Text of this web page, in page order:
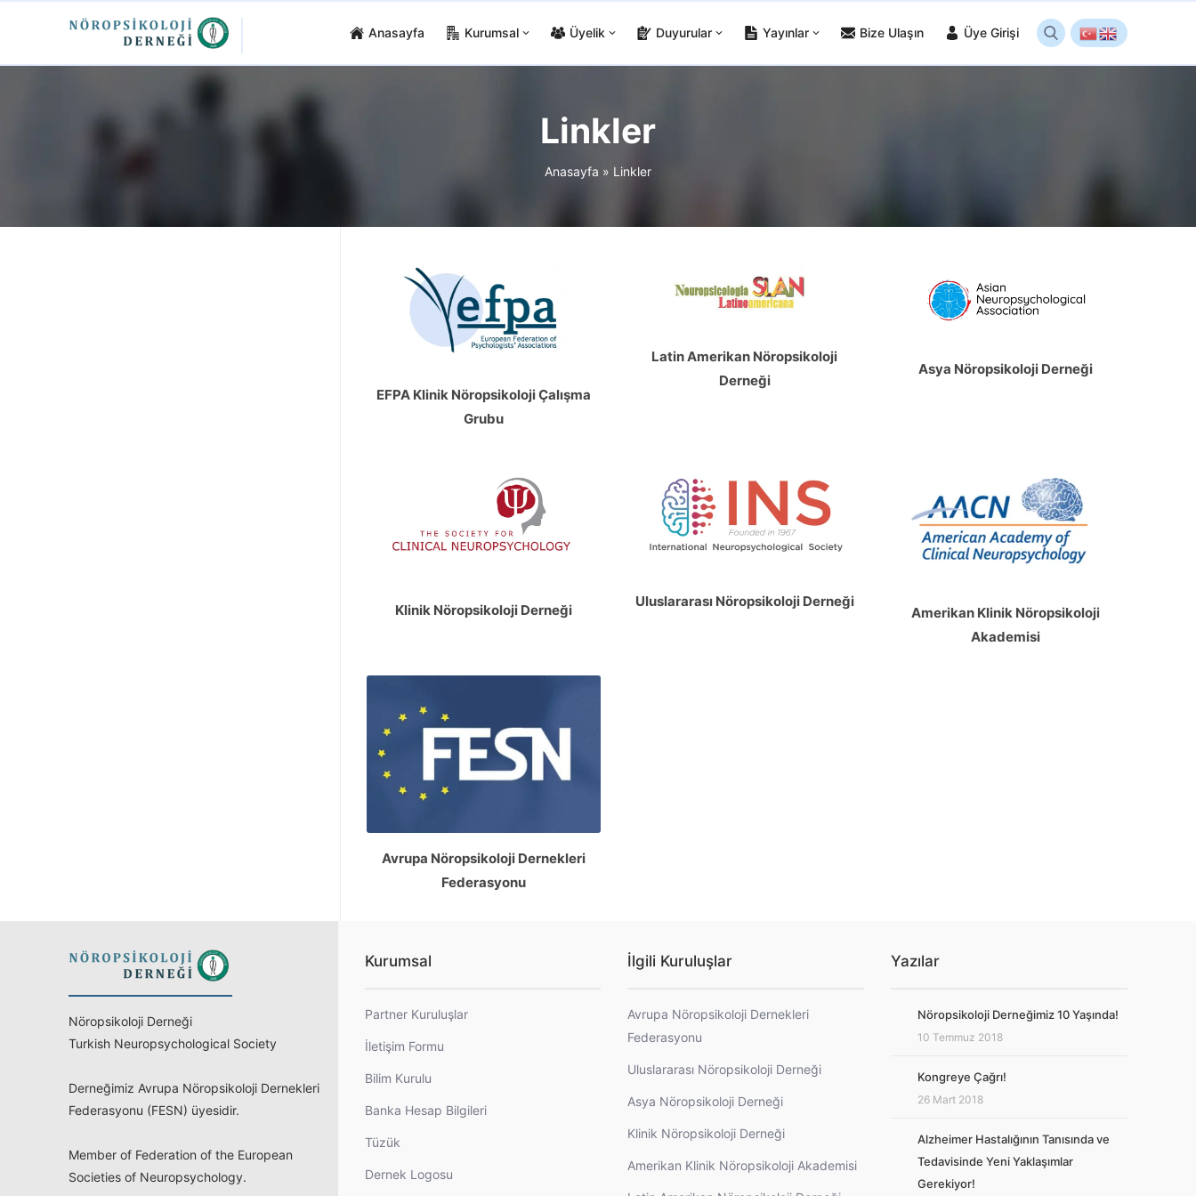
Anasayfa Kurumsal Üyelik Duyurular Yayınlar Bize Ulaşın Üye Girişi
Linkler
Anasayfa » Linkler
EFPA Klinik Nöropsikoloji Çalışma
Grubu
Latin Amerikan Nöropsikoloji
Derneği
Asya Nöropsikoloji Derneği
Klinik Nöropsikoloji Derneği
Uluslararası Nöropsikoloji Derneği
Amerikan Klinik Nöropsikoloji
Akademisi
Avrupa Nöropsikoloji Dernekleri
Federasyonu
Nöropsikoloji Derneği
Turkish Neuropsychological Society
Derneğimiz Avrupa Nöropsikoloji Dernekleri
Federasyonu (FESN) üyesidir.
Member of Federation of the European
Societies of Neuropsychology.
Kurumsal
Partner Kuruluşlar
İletişim Formu
Bilim Kurulu
Banka Hesap Bilgileri
Tüzük
Dernek Logosu
İlgili Kuruluşlar
Avrupa Nöropsikoloji Dernekleri
Federasyonu
Uluslararası Nöropsikoloji Derneği
Asya Nöropsikoloji Derneği
Klinik Nöropsikoloji Derneği
Amerikan Klinik Nöropsikoloji Akademisi
Yazılar
Nöropsikoloji Derneğimiz 10 Yaşında!
10 Temmuz 2018
Kongreye Çağrı!
26 Mart 2018
Alzheimer Hastalığının Tanısında ve
Tedavisinde Yeni Yaklaşımlar
Gerekiyor!